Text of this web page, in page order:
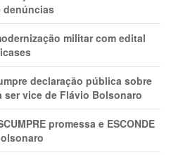
denúncias
militar com edital
declaração pública sobre
ser vice de Flávio Bolsonaro
promessa e ESCONDE